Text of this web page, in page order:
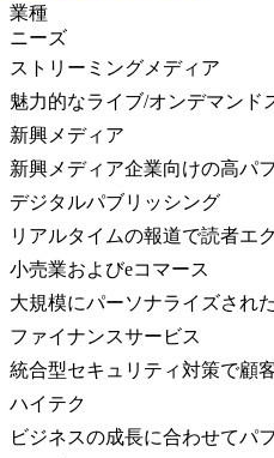
業種
ニーズ
ストリーミングメディア
魅力的なライブ/オンデマンド
新興メディア
新興メディア企業向けの高パ
デジタルパブリッシング
リアルタイムの報道で読者エ
小売業およびeコマース
大規模にパーソナライズされ
ファイナンスサービス
統合型セキュリティ対策で顧
ハイテク
ビジネスの成長に合わせてパ